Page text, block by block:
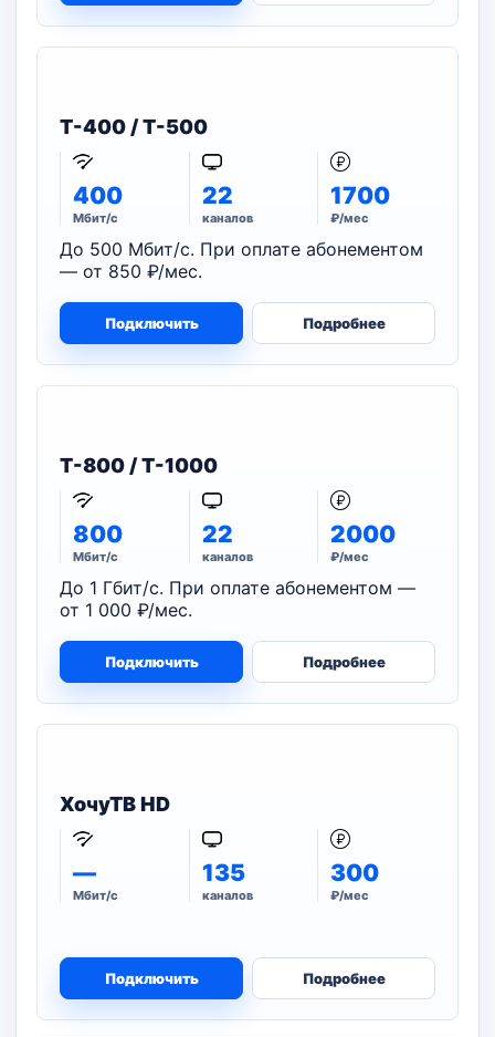
T-400 / T-500
400
Мбит/с
22
каналов
1700
₽/мес
До 500 Мбит/с. При оплате абонементом
— от 850 ₽/мес.
Подключить Подробнее
T-800 / T-1000
800
Мбит/с
22
каналов
2000
₽/мес
До 1 Гбит/с. При оплате абонементом —
от 1 000 ₽/мес.
Подключить Подробнее
ХочуТВ HD
—
Мбит/с
135
каналов
300
₽/мес
Подключить Подробнее